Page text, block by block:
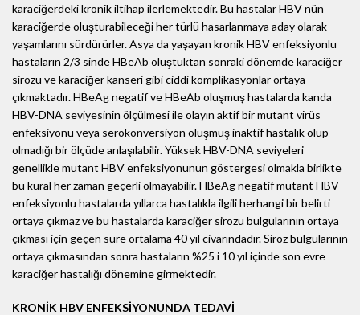
karaciğerdeki kronik iltihap ilerlemektedir. Bu hastalar HBV nün
karaciğerde oluşturabileceği her türlü hasarlanmaya aday olarak
yaşamlarını sürdürürler. Asya da yaşayan kronik HBV enfeksiyonlu
hastaların 2/3 sinde HBeAb oluştuktan sonraki dönemde karaciğer
sirozu ve karaciğer kanseri gibi ciddi komplikasyonlar ortaya
çıkmaktadır. HBeAg negatif ve HBeAb oluşmuş hastalarda kanda
HBV-DNA seviyesinin ölçülmesi ile olayın aktif bir mutant virüs
enfeksiyonu veya serokonversiyon oluşmuş inaktif hastalık olup
olmadığı bir ölçüde anlaşılabilir. Yüksek HBV-DNA seviyeleri
genellikle mutant HBV enfeksiyonunun göstergesi olmakla birlikte
bu kural her zaman geçerli olmayabilir. HBeAg negatif mutant HBV
enfeksiyonlu hastalarda yıllarca hastalıkla ilgili herhangi bir belirti
ortaya çıkmaz ve bu hastalarda karaciğer sirozu bulgularının ortaya
çıkması için geçen süre ortalama 40 yıl civarındadır. Siroz bulgularının
ortaya çıkmasından sonra hastaların %25 i 10 yıl içinde son evre
karaciğer hastalığı dönemine girmektedir.
KRONİK HBV ENFEKSİYONUNDA TEDAVİ